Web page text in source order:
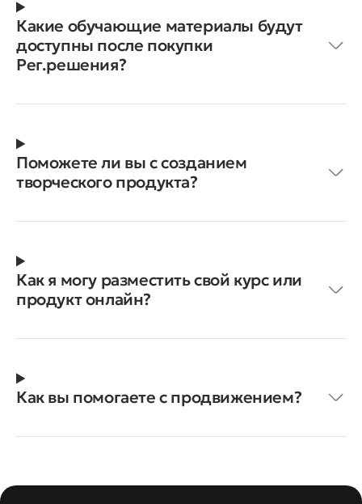
Какие обучающие материалы будут
доступны после покупки
Рег.решения?
Поможете ли вы с созданием
творческого продукта?
Как я могу разместить свой курс или
продукт онлайн?
Как вы помогаете с продвижением?